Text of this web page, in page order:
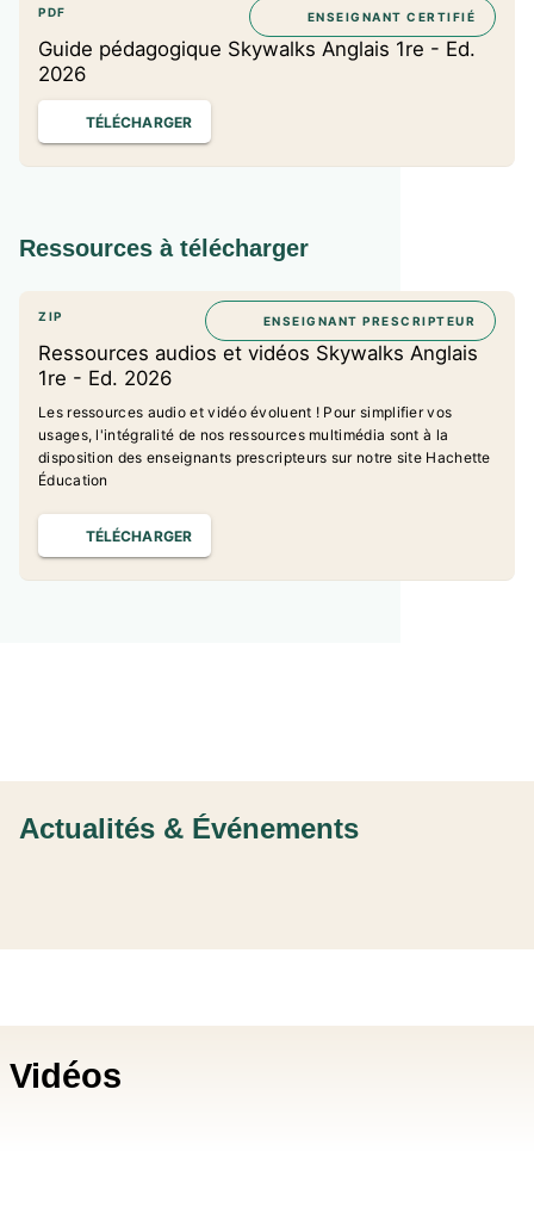
PDF
Guide pédagogique Skywalks Anglais 1re - Ed.
2026
ENSEIGNANT CERTIFIÉ
TÉLÉCHARGER
Ressources à télécharger
ZIP
Ressources audios et vidéos Skywalks Anglais
1re - Ed. 2026
Les ressources audio et vidéo évoluent ! Pour simplifier vos
usages, l'intégralité de nos ressources multimédia sont à la
disposition des enseignants prescripteurs sur notre site Hachette
Éducation
ENSEIGNANT PRESCRIPTEUR
TÉLÉCHARGER
Actualités & Événements
Vidéos